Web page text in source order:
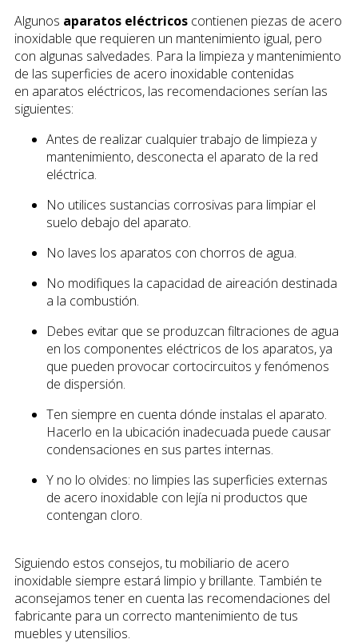
Algunos aparatos eléctricoscontienen piezas de acero
inoxidable que requieren un mantenimiento igual, pero
con algunas salvedades. Para la limpieza y mantenimiento
de las superficies de acero inoxidable contenidas
en aparatos eléctricos, las recomendaciones serían las
siguientes:
Antes de realizar cualquier trabajo de limpieza y
mantenimiento, desconecta el aparato de la red
eléctrica.
No utilices sustancias corrosivas para limpiar el
suelo debajo del aparato.
No laves los aparatos con chorros de agua.
No modifiques la capacidad de aireación destinada
a la combustión.
Debes evitar que se produzcan filtraciones de agua
en los componentes eléctricos de los aparatos, ya
que pueden provocar cortocircuitos y fenómenos
de dispersión.
Ten siempre en cuenta dónde instalas el aparato.
Hacerlo en la ubicación inadecuada puede causar
condensaciones en sus partes internas.
Y no lo olvides: no limpies las superficies externas
de acero inoxidable con lejía ni productos que
contengan cloro.
Siguiendo estos consejos, tu mobiliario de acero
inoxidable siempre estará limpio y brillante. También te
aconsejamos tener en cuenta las recomendaciones del
fabricante para un correcto mantenimiento de tus
muebles y utensilios.